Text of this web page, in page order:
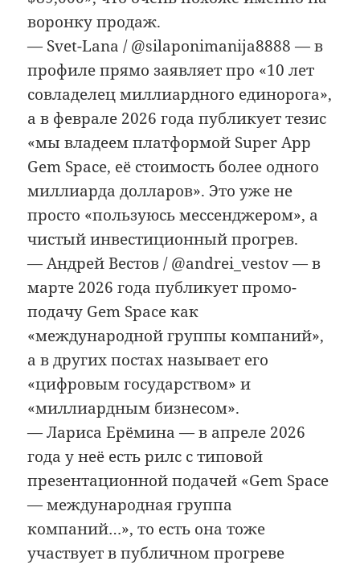
воронку продаж.
— Svet-Lana / @silaponimanija8888 — в
профиле прямо заявляет про «10 лет
совладелец миллиардного единорога»,
а в феврале 2026 года публикует тезис
«мы владеем платформой Super App
Gem Space, её стоимость более одного
миллиарда долларов». Это уже не
просто «пользуюсь мессенджером», а
чистый инвестиционный прогрев.
— Андрей Вестов / @andrei_vestov — в
марте 2026 года публикует промо-
подачу Gem Space как
«международной группы компаний»,
а в других постах называет его
«цифровым государством» и
«миллиардным бизнесом».
— Лариса Ерёмина — в апреле 2026
года у неё есть рилс с типовой
презентационной подачей «Gem Space
— международная группа
компаний…», то есть она тоже
участвует в публичном прогреве